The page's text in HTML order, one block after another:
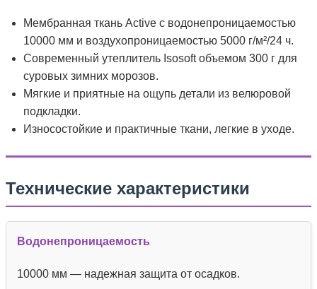
Мембранная ткань Active с водонепроницаемостью
10000 мм и воздухопроницаемостью 5000 г/м²/24 ч.
Современный утеплитель Isosoft объемом 300 г для
суровых зимних морозов.
Мягкие и приятные на ощупь детали из велюровой
подкладки.
Износостойкие и практичные ткани, легкие в уходе.
Технические характеристики
Водонепроницаемость
10000 мм — надежная защита от осадков.